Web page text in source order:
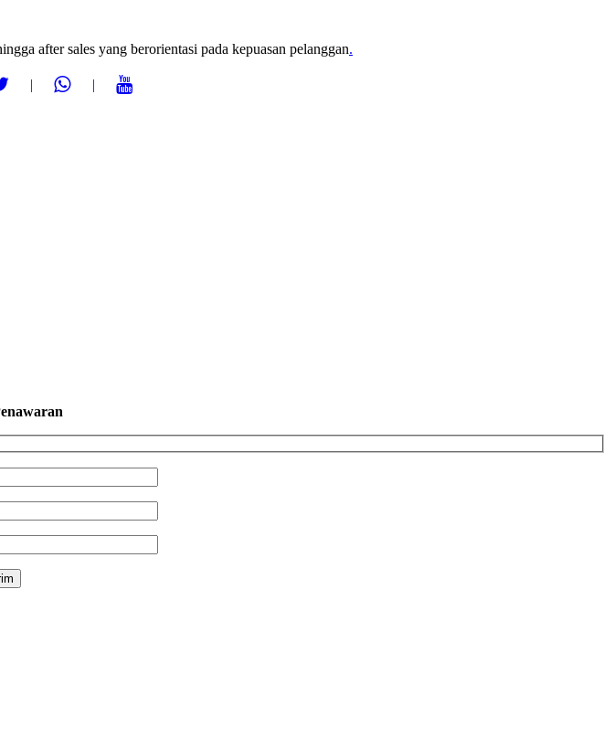
after sales yang berorientasi pada kepuasan pelanggan.